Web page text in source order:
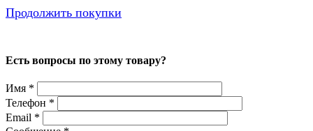
Продолжить покупки
Есть вопросы по этому товару?
Имя *
Телефон *
Email *